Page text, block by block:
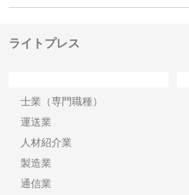
ライトプレス
士業（専門職種）
運送業
人材紹介業
製造業
通信業